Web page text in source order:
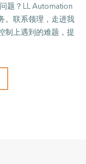
题？LL Automation
。联系领理，走进我
制上遇到的难题，提